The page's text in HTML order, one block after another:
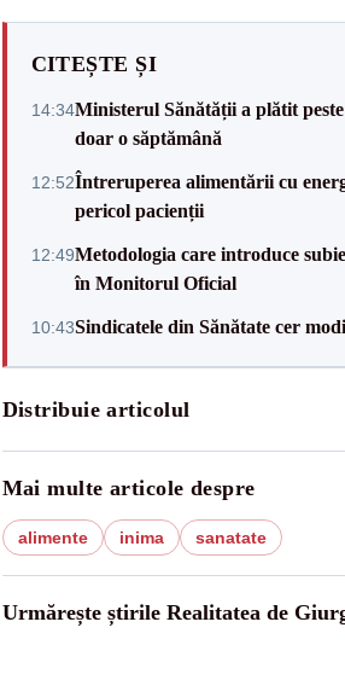
CITEȘTE ȘI
14:34Ministerul Sănătății a plătit
doar o săptămână
12:52Întreruperea alimentării cu
pericol pacienții
12:49Metodologia care introduce
în Monitorul Oficial
10:43Sindicatele din Sănătate cer
Distribuie articolul
Mai multe articole despre
alimente inima sanatate
Urmărește știrile Realitatea de